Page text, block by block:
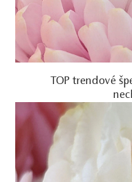
TOP trendové